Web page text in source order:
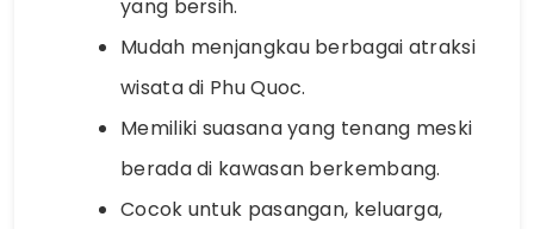
yang bersih.
Mudah menjangkau berbagai atraksi
wisata di Phu Quoc.
Memiliki suasana yang tenang meski
berada di kawasan berkembang.
Cocok untuk pasangan, keluarga,